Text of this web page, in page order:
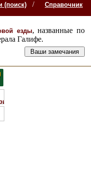
(поиск) /
Справочник
езды, названные по
Галифе.